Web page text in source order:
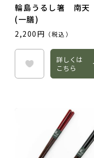
輪島うるし箸 南天
(一膳)
2,200円 （税込）
詳しくは
こちら